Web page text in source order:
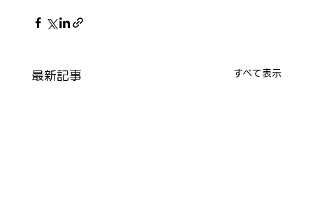
最新記事 すべて表示